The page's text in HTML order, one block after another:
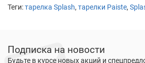
Теги:тарелка Splash, тарелки Paiste,
Подписка на новости
Будьте в курсе новых акций и